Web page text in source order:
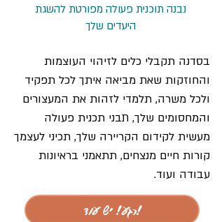
נבנה תוכנית פעולה מפורטת להשגת
היעדים שלך
בסדנה תקבלי כלים לזיהוי העוצמות
והחוזקות שאת מביאה איתך לכל תפקיד
ולכל משרה, תלמדי לזהות את המעצורים
והמחסומים שלך, תבני תכנית פעולה
מעשית לקידום הקריירה שלך, תכיני לעצמך
קורות חיים מנצחים, תתאמני בראיונות
עבודה ועוד.
!רגע! יש עוד